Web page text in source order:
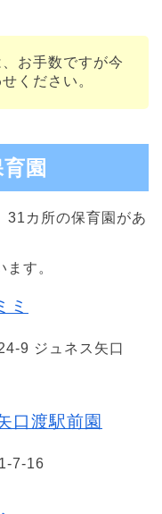
お手数ですが今
ください。
園
31カ所の保育園があ
す。
ミ
9 ジュネス矢口
口渡駅前園
7-16